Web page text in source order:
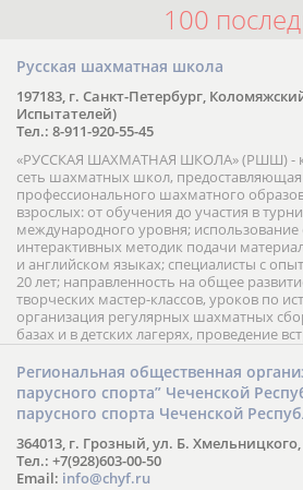
100
Русская шахматная школа
197183, г. Санкт-Петербург,
Испытателей)
Тел.: 8-911-920-55-45
«РУССКАЯ ШАХМАТНАЯ ШКОЛА» (РШШ) -
сеть шахматных школ,
профессионального шахматного
взрослых: от обучения до участия в
международного уровня;
интерактивных методик подачи
и английском языках; специалисты с
20 лет; направленность на общее
творческих мастер-классов, уроков по
организация регулярных шахматных
базах и в детских лагерях, проведение
шахматистами; корпоративное
форме вебинаров и индивидуальных
российских и международных тренеров,
онлайн трансляция мероприятий и
Региональная общественная
парусного спорта” Чеченской
парусного спорта Чеченской
364013, г. Грозный, ул. Б. Хмельницкого,
Тел.: +7(928)603-00-50
Email: info@chyf.ru